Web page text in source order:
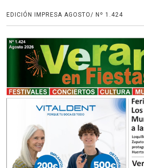
EDICIÓN IMPRESA AGOSTO/ Nº 1.424